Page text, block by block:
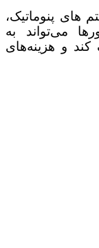
پنوماتیک،
می‌تواند به
و هزینه‌های